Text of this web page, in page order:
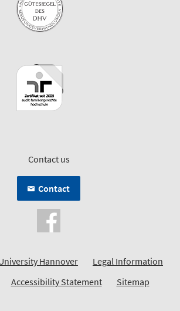
Contact us
Contact
Hannover
Legal Information
Accessibility Statement Sitemap